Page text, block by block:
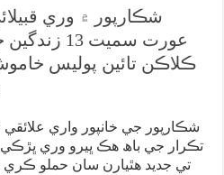
شڪارپور ۾ وري
ڪلاڪن تائين پوليس
شڪارپور جي خانپور واري
تڪرار جي باھ هڪ ڀيرو وري ڀڙڪي
تي جديد هٿيارن سان حملو